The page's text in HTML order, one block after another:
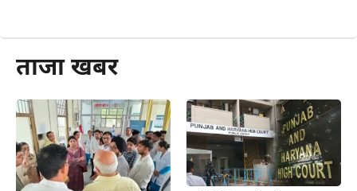
ताजा खबर